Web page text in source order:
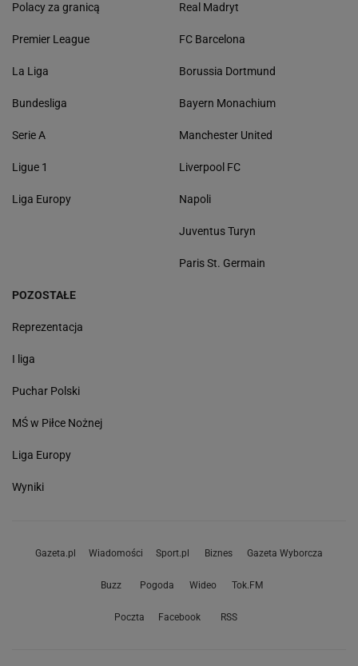
Polacy za granicą
Premier League
La Liga
Bundesliga
Serie A
Ligue 1
Liga Europy
Real Madryt
FC Barcelona
Borussia Dortmund
Bayern Monachium
Manchester United
Liverpool FC
Napoli
Juventus Turyn
Paris St. Germain
POZOSTAŁE
Reprezentacja
I liga
Puchar Polski
MŚ w Piłce Nożnej
Liga Europy
Wyniki
Gazeta.pl Wiadomości Sport.pl Biznes Gazeta Wyborcza
Buzz Pogoda Wideo Tok.FM
Poczta Facebook RSS